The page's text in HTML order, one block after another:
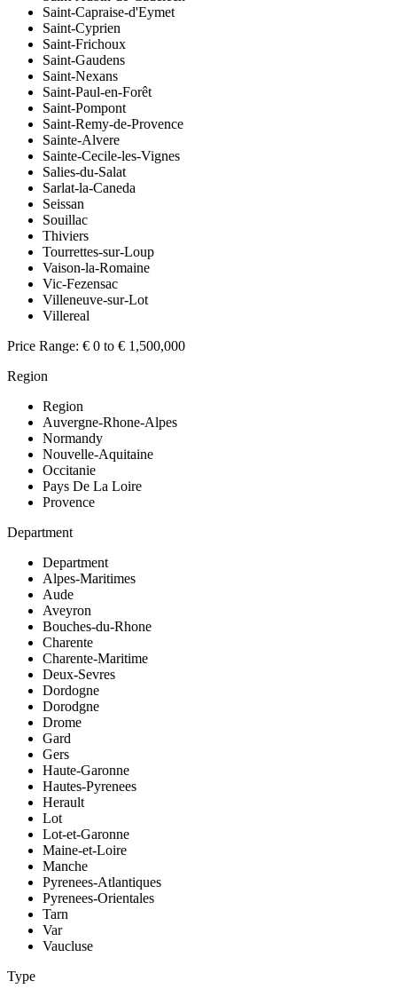
Saint-Capraise-d'Eymet
Saint-Cyprien
Saint-Frichoux
Saint-Gaudens
Saint-Nexans
Saint-Paul-en-Forêt
Saint-Pompont
Saint-Remy-de-Provence
Sainte-Alvere
Sainte-Cecile-les-Vignes
Salies-du-Salat
Sarlat-la-Caneda
Seissan
Souillac
Thiviers
Tourrettes-sur-Loup
Vaison-la-Romaine
Vic-Fezensac
Villeneuve-sur-Lot
Villereal
Price Range: € 0 to € 1,500,000
Region
Region
Auvergne-Rhone-Alpes
Normandy
Nouvelle-Aquitaine
Occitanie
Pays De La Loire
Provence
Department
Department
Alpes-Maritimes
Aude
Aveyron
Bouches-du-Rhone
Charente
Charente-Maritime
Deux-Sevres
Dordogne
Dorodgne
Drome
Gard
Gers
Haute-Garonne
Hautes-Pyrenees
Herault
Lot
Lot-et-Garonne
Maine-et-Loire
Manche
Pyrenees-Atlantiques
Pyrenees-Orientales
Tarn
Var
Vaucluse
Type